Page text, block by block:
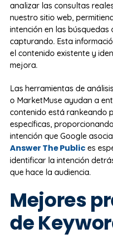
analizar las consultas
nuestro sitio web,
intención en las búsquedas
capturando. Esta
el contenido existente y
mejora.
Las herramientas de
o MarketMuse ayudan a
contenido está rankeando
específicas,
intención que Google
Answer The Public es
identificar la intención
que hace la audiencia.
Mejores
de